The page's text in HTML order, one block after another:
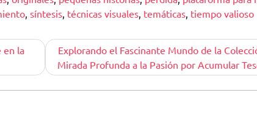
, síntesis, técnicas visuales, temáticas, tiempo valioso
en la
Explorando el Fascinante Mundo de la
Mirada Profunda a la Pasión por Acumular